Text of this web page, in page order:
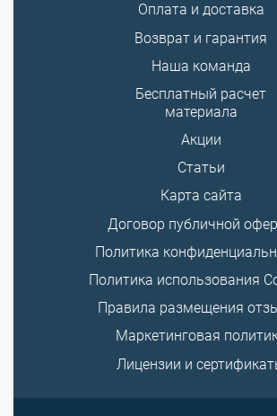
Оплата и доставка
Возврат и гарантия
Наша команда
Бесплатный расчет
материала
Акции
Статьи
Карта сайта
Договор публичной
Политика
Политика использования
Правила размещения
Маркетинговая
Лицензии и